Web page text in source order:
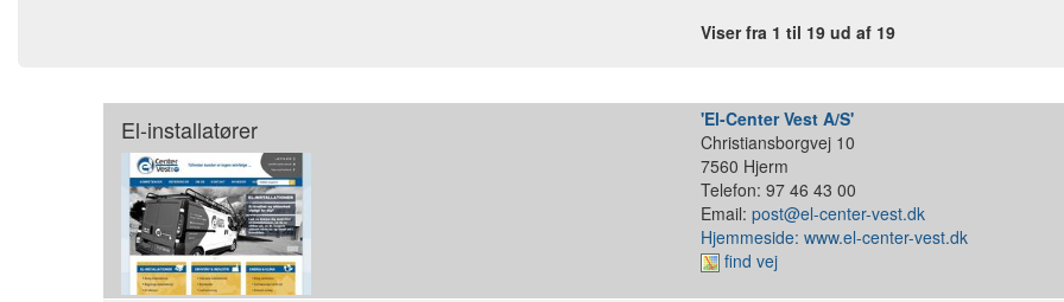
Viser fra 1 til 19 ud af 19
El-installatører
'El-Center Vest A/S'
Christiansborgvej 10
7560 Hjerm
Telefon: 97 46 43 00
Email: post@el-center-vest.dk
Hjemmeside: www.el-center-vest.dk
find vej